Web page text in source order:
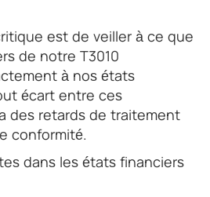
est de veiller à ce que
de notre T3010
à nos états
écart entre ces
des retards de traitement
conformité.
dans les états financiers